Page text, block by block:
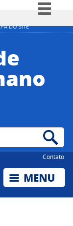
DO SITE
Contato